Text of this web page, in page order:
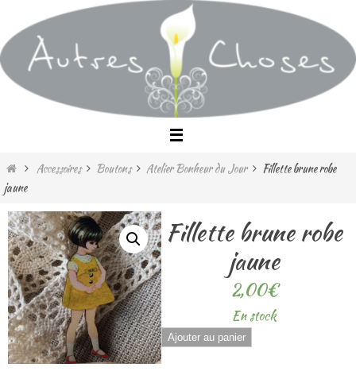
vers
le
contenu
HomeAccessoires Boutons Atelier Bonheur du Jour
Fillette brune robe
jaune
Fillette brune robe
jaune
2,00€
En stock
quantité
de
Ajouter au panier